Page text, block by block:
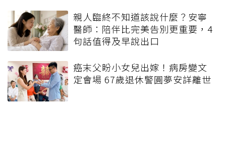
親人臨終不知道該說什麼？安寧
醫師：陪伴比完美告別更重要，4
句話值得及早說出口
癌末父盼小女兒出嫁！病房變文
定會場 67歲退休警圓夢安詳離世